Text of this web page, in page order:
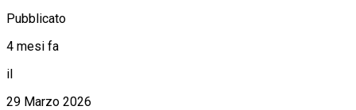
Pubblicato
4 mesi fa
il
29 Marzo 2026